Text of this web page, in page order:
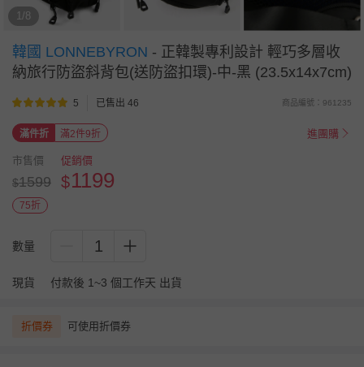
1/8
韓國 LONNEBYRON - 正韓製專利設計 輕巧多層收
納旅行防盜斜背包(送防盜扣環)-中-黑 (23.5x14x7cm)
5 已售出 46 商品編號：961235
滿件折 滿2件9折 進團購
市售價
$1599
促銷價
$1199
75折
數量 1
現貨 付款後 1~3 個工作天 出貨
折價券 可使用折價券